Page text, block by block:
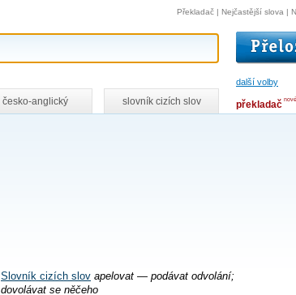
další volby
Překladač | Nejčastější slova |
česko-anglický slovník cizích slov překladač
Slovník cizích slov apelovat — podávat odvolání;
dovolávat se něčeho